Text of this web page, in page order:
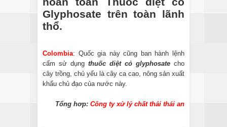
Glyphosate trên toàn lãnh
thổ.
Colombia: Quốc gia này cũng ban hành lệnh
cấm sử dụng thuốc diệt cỏ glyphosate cho
cây trồng, chủ yếu là cây ca cao, nông sản xuất
khẩu chủ đạo của nước này.
Tổng hơp: Công ty xử lý chất thải thái an